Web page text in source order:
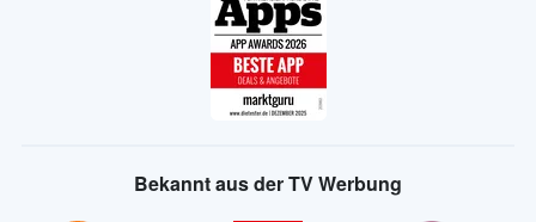
Bekannt aus der TV Werbung